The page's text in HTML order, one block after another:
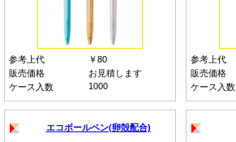
参考上代
￥80
販売価格
お見積します
ケース入数
1000
参考上代
販売価格
ケース入数
エコボールペン(卵殻配合)